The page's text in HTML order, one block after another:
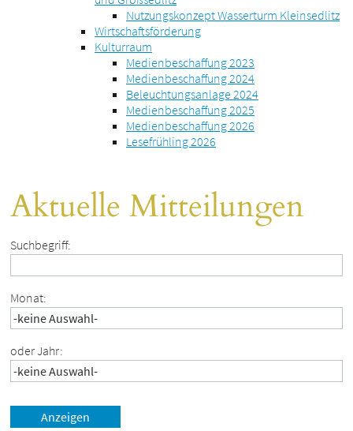
Nutzungskonzept Wasserturm Kleinsedlitz
Wirtschaftsförderung
Kulturraum
Medienbeschaffung 2023
Medienbeschaffung 2024
Beleuchtungsanlage 2024
Medienbeschaffung 2025
Medienbeschaffung 2026
Lesefrühling 2026
Aktuelle Mitteilungen
Suchbegriff:
Monat:
oder Jahr: